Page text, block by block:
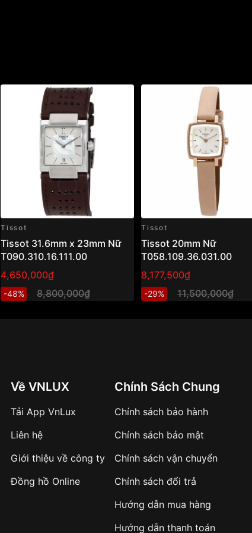
Tissot
Tissot 31.6mm x 23mm Nữ
T090.310.16.111.00
4,650,000₫
-48% 8,800,000₫
Tissot
Tissot 20mm Nữ
T058.109.36.031.00
8,177,500₫
-29% 11,500,000₫
Về VNLUX
Tải App VnLux
Liên hệ
Giới thiệu về công ty
Đồng hồ Online
Chính Sách Chung
Chính sách bảo hành
Chính sách bảo mật
Chính sách vận chuyển
Chính sách đổi trả
Hướng dẫn mua hàng
Hướng dẫn thanh toán